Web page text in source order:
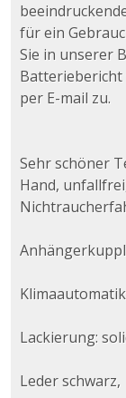
für ein
Sie in unserer
Batteriebericht
per E-mail zu.
Sehr schöner
Hand,
Lackierung:
Leder schwarz,